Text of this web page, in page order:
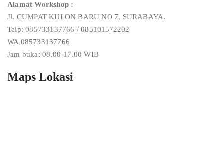
Alamat Workshop :
Jl. CUMPAT KULON BARU NO 7, SURABAYA.
Telp: 085733137766 / 085101572202
WA 085733137766
Jam buka: 08.00-17.00 WIB
Maps Lokasi